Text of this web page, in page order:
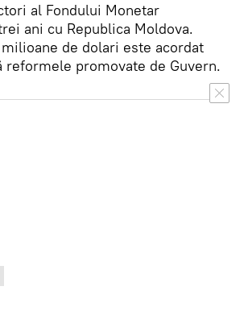
al Fondului Monetar
ani cu Republica Moldova.
de dolari este acordat
promovate de Guvern.